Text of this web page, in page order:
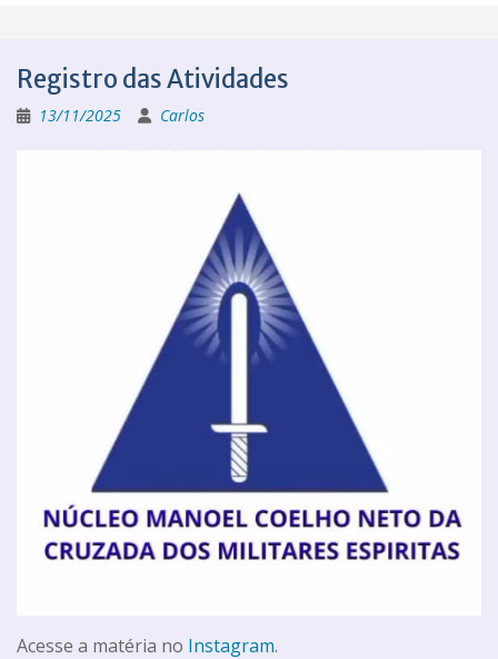
Registro das Atividades
13/11/2025 Carlos
Acesse a matéria no Instagram.